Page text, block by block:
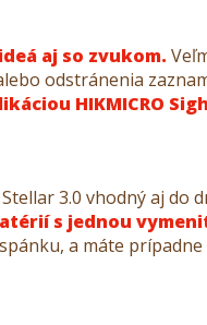
aj so zvukom.
odstránenia
HIKMICRO
3.0 vhodný aj do
s jednou
a máte